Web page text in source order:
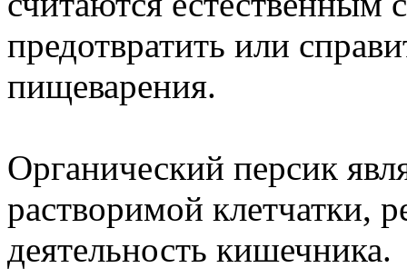
предотвратить или
пищеварения.
Органический персик
растворимой
деятельность кишечника.